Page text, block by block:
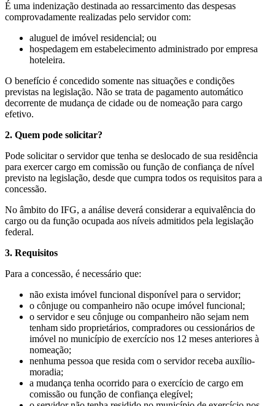
É uma indenização destinada ao ressarcimento das despesas
comprovadamente realizadas pelo servidor com:
aluguel de imóvel residencial; ou
hospedagem em estabelecimento administrado por empresa
hoteleira.
O benefício é concedido somente nas situações e condições
previstas na legislação. Não se trata de pagamento automático
decorrente de mudança de cidade ou de nomeação para cargo
efetivo.
2. Quem pode solicitar?
Pode solicitar o servidor que tenha se deslocado de sua residência
para exercer cargo em comissão ou função de confiança de nível
previsto na legislação, desde que cumpra todos os requisitos para a
concessão.
No âmbito do IFG, a análise deverá considerar a equivalência do
cargo ou da função ocupada aos níveis admitidos pela legislação
federal.
3. Requisitos
Para a concessão, é necessário que:
não exista imóvel funcional disponível para o servidor;
o cônjuge ou companheiro não ocupe imóvel funcional;
o servidor e seu cônjuge ou companheiro não sejam nem
tenham sido proprietários, compradores ou cessionários de
imóvel no município de exercício nos 12 meses anteriores à
nomeação;
nenhuma pessoa que resida com o servidor receba auxílio-
moradia;
a mudança tenha ocorrido para o exercício de cargo em
comissão ou função de confiança elegível;